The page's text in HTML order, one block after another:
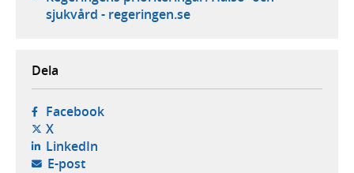
sjukvård - regeringen.se
Dela
Facebook- öppnas i ny flik, extern webbplats,
X- öppnas i ny flik, extern webbplats,
LinkedIn- öppnas i ny flik, extern webbplats,
E-post- öppnar din e-postklient,